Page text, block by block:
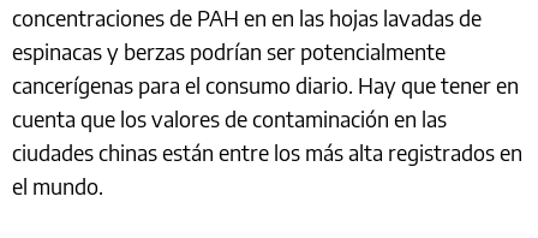
concentraciones de PAH en en las hojas lavadas de
espinacas y berzas podrían ser potencialmente
cancerígenas para el consumo diario. Hay que tener en
cuenta que los valores de contaminación en las
ciudades chinas están entre los más alta registrados en
el mundo.